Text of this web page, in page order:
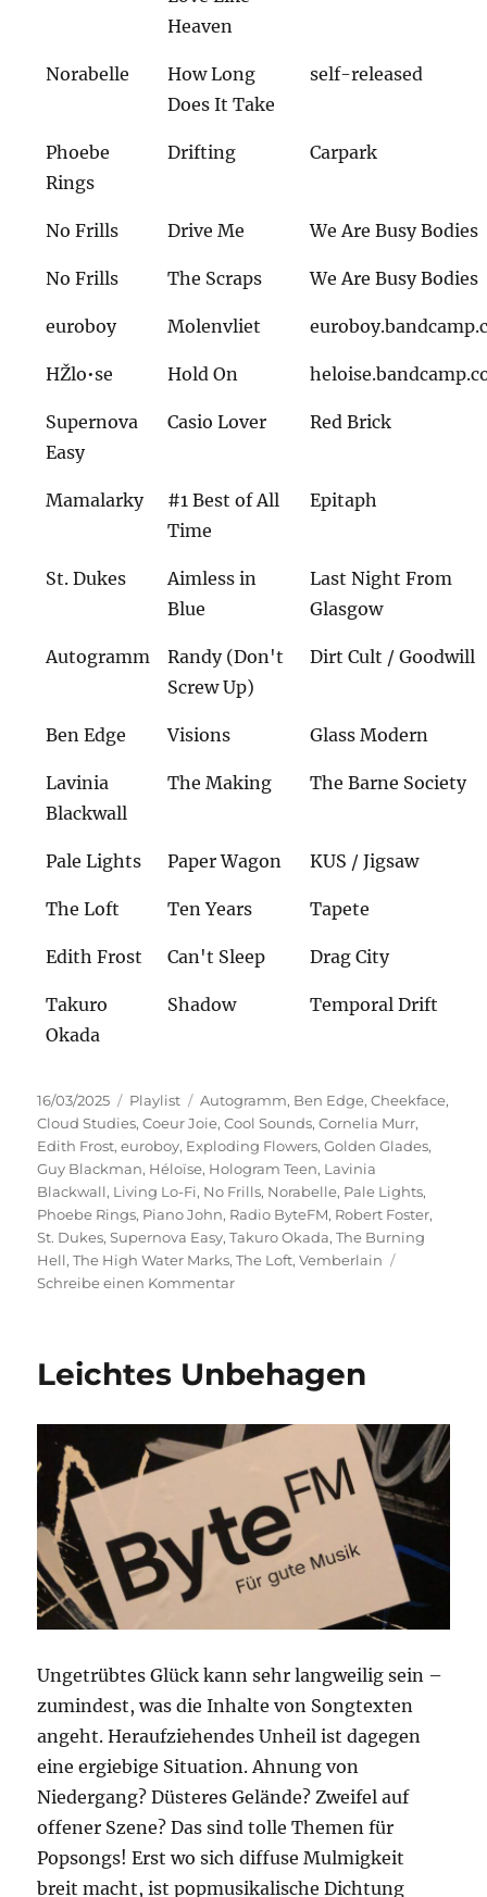
Heaven
Norabelle
How Long
Does It Take
self-released
Phoebe
Rings
Drifting Carpark
No Frills Drive Me We Are Busy Bodies
No Frills The Scraps We Are Busy Bodies
euroboy Molenvliet
HŽlo•se Hold On
Supernova
Easy
Casio Lover Red Brick
Mamalarky
#1 Best of All
Time
Epitaph
St. Dukes
Aimless in
Blue
Last Night From
Glasgow
Autogramm
Randy (Don't
Screw Up)
Dirt Cult / Goodwill
Ben Edge Visions Glass Modern
Lavinia
Blackwall
The Making The Barne Society
Pale Lights Paper Wagon KUS / Jigsaw
The Loft Ten Years Tapete
Edith Frost Can't Sleep Drag City
Takuro
Okada
Shadow Temporal Drift
Veröffentlicht
am
16/03/2025 Kategorien
Playlist Schlagwörter
Autogramm, Ben Edge,Cheekface,
Cloud Studies,Coeur Joie,Cool Sounds,Cornelia Murr,
Edith Frost,euroboy, Exploding Flowers,Golden Glades,
Guy Blackman, Héloïse, Hologram Teen, Lavinia
Blackwall, Living Lo-Fi, No Frills, Norabelle, Pale Lights,
Phoebe Rings, Piano John, Radio ByteFM, Robert Foster,
St. Dukes,Supernova Easy,Takuro Okada,The Burning
Hell,The High Water Marks,The Loft,Vemberlain
Schreibe einen Kommentarzu
Leichtes Unbehagen
Ungetrübtes Glück kann sehr langweilig sein –
zumindest, was die Inhalte von Songtexten
angeht. Heraufziehendes Unheil ist dagegen
eine ergiebige Situation. Ahnung von
Niedergang? Düsteres Gelände? Zweifel auf
offener Szene? Das sind tolle Themen für
Popsongs! Erst wo sich diffuse Mulmigkeit
breit macht, ist popmusikalische Dichtung